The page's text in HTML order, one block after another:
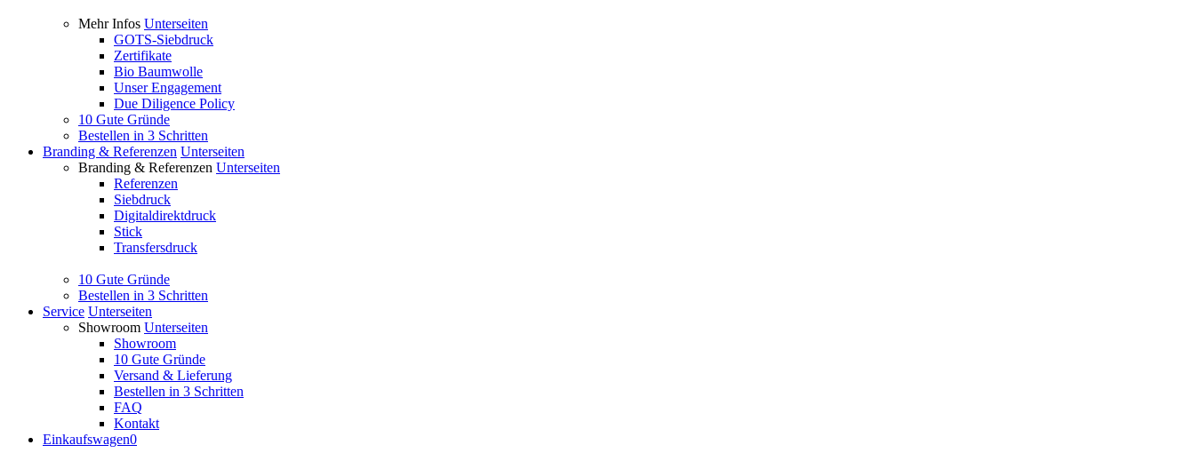
Mehr Infos Unterseiten
GOTS-Siebdruck
Zertifikate
Bio Baumwolle
Unser Engagement
Due Diligence Policy
10 Gute Gründe
Bestellen in 3 Schritten
Branding & Referenzen Unterseiten
Branding & Referenzen Unterseiten
Referenzen
Siebdruck
Digitaldirektdruck
Stick
Transfersdruck
10 Gute Gründe
Bestellen in 3 Schritten
Service Unterseiten
Showroom Unterseiten
Showroom
10 Gute Gründe
Versand & Lieferung
Bestellen in 3 Schritten
FAQ
Kontakt
Einkaufswagen0